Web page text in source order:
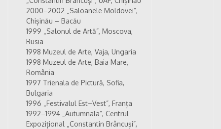
2000–2002 „Saloanele Moldovei”,
Chișinău – Bacău
1999 „Salonul de Artă”, Moscova,
Rusia
1998 Muzeul de Arte, Vaja, Ungaria
1998 Muzeul de Arte, Baia Mare,
România
1997 Trienala de Pictură, Sofia,
Bulgaria
1996 „Festivalul Est–Vest”, Franța
1992–1994 „Autumnala”, Centrul
Expozițional „Constantin Brâncuși”,